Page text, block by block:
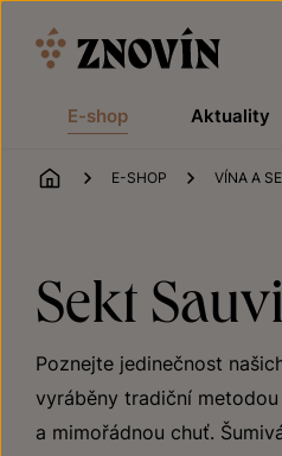
E-shop Aktuality
ÚVOD
E-SHOP VÍNA A
Sekt
Poznejte jedinečnost
vyráběny tradiční
a mimořádnou chuť.